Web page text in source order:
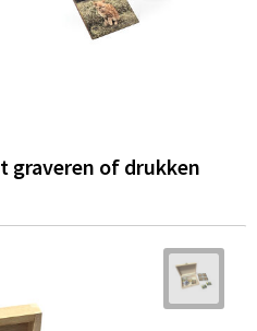
graveren of drukken